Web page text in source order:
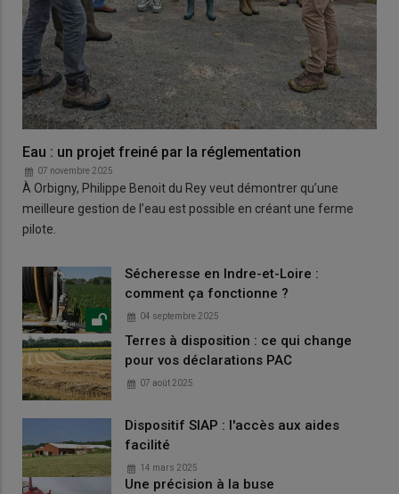
Eau : un projet freiné par la réglementation
07 novembre 2025
À Orbigny, Philippe Benoit du Rey veut démontrer qu’une
meilleure gestion de l’eau est possible en créant une ferme
pilote.
Sécheresse en Indre-et-Loire :
comment ça fonctionne ?
04 septembre 2025
Terres à disposition : ce qui change
pour vos déclarations PAC
07 août 2025
Dispositif SIAP : l'accès aux aides
facilité
14 mars 2025
Une précision à la buse